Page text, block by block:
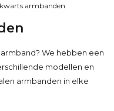
armbanden
We hebben een
modellen en
armbanden in elke